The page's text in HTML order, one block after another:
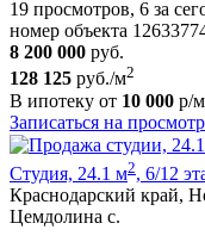
19 просмотров, 6 за
номер объекта
8 200 000 руб.
128 125 руб./м2
В ипотеку от 10 000 р/
Записаться на просмотр
Студия, 24.1 м2, 6/12
Краснодарский край,
Цемдолина с.